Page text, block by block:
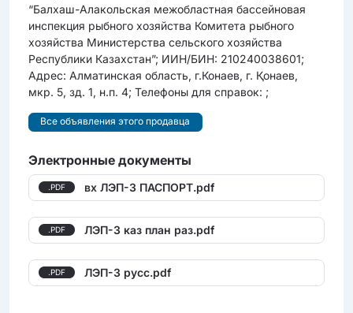
“Балхаш-Алакольская межобластная бассейновая
инспекция рыбного хозяйства Комитета рыбного
хозяйства Министерства сельского хозяйства
Республики Казахстан”; ИИН/БИН: 210240038601;
Адрес: Алматинская область, г.Конаев, г. Қонаев,
мкр. 5, зд. 1, н.п. 4; Телефоны для справок: ;
Все объявления этого продавца
Электронные документы
.PDF вх ЛЭП-3 ПАСПОРТ.pdf
.PDF ЛЭП-3 каз план раз.pdf
.PDF ЛЭП-3 русс.pdf